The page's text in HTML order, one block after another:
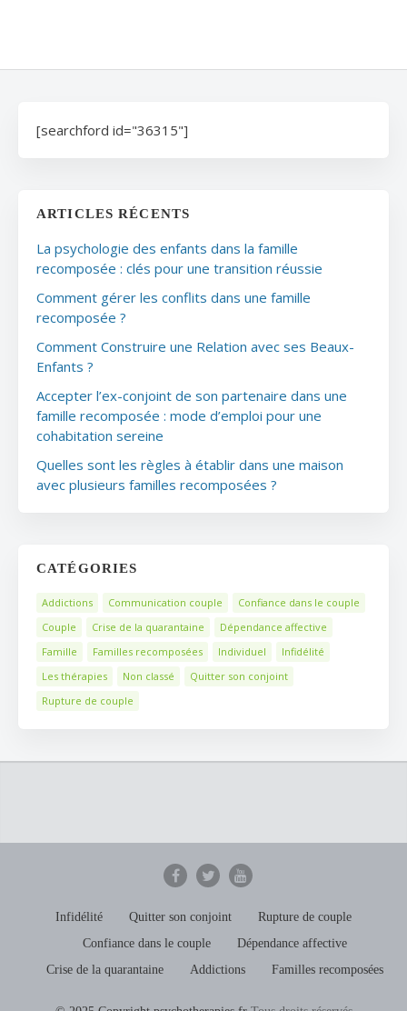
[searchford id="36315"]
ARTICLES RÉCENTS
La psychologie des enfants dans la famille
recomposée : clés pour une transition réussie
Comment gérer les conflits dans une famille
recomposée ?
Comment Construire une Relation avec ses Beaux-
Enfants ?
Accepter l’ex-conjoint de son partenaire dans une
famille recomposée : mode d’emploi pour une
cohabitation sereine
Quelles sont les règles à établir dans une maison
avec plusieurs familles recomposées ?
CATÉGORIES
Addictions Communication couple
Confiance dans le couple
Couple
Crise de la quarantaine
Dépendance affective
Famille
Familles recomposées Individuel
Infidélité
Les thérapies
Non classé
Quitter son conjoint
Rupture de couple
Infidélité Quitter son conjoint
Rupture de couple
Confiance dans le couple
Dépendance affective
Crise de la quarantaine
Addictions Familles recomposées